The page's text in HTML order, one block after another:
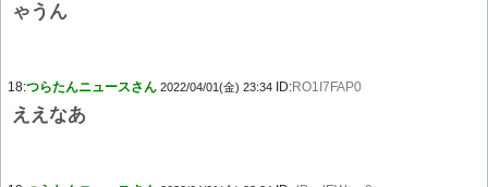
ゃうん
18:つらたんニュースさん 2022/04/01(金) 23:34 ID:RO1I7FAP0
ええなあ